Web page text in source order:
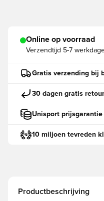
Online op voorraad
Verzendtijd 5-7
Gratis verzending bij
30 dagen gratis retour
Unisport prijsgarantie
10 miljoen tevreden
Productbeschrijving